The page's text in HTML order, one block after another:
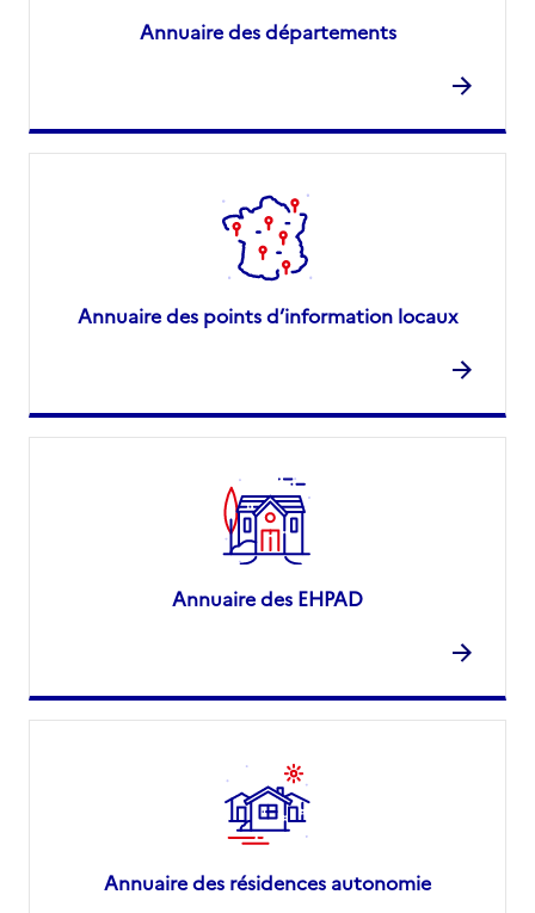
Annuaire des départements
Annuaire des points d’information locaux
Annuaire des EHPAD
Annuaire des résidences autonomie